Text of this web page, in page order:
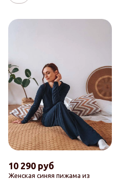
Женская синяя пижама из
10 290 руб